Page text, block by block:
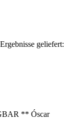
geliefert:
** Óscar